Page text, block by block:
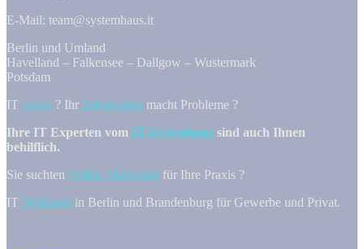
E-Mail: team@systemhaus.it
Berlin und Umland
Havelland – Falkensee – Dallgow – Wustermark
Potsdam
IT Ärger ? Ihr Arbeitsplatz macht Probleme ?
Ihre IT Experten vom IT-Systemhaus sind auch Ihnen
behilflich.
Sie suchten Online Marketing für Ihre Praxis ?
IT Notdienst in Berlin und Brandenburg für Gewerbe und Privat.